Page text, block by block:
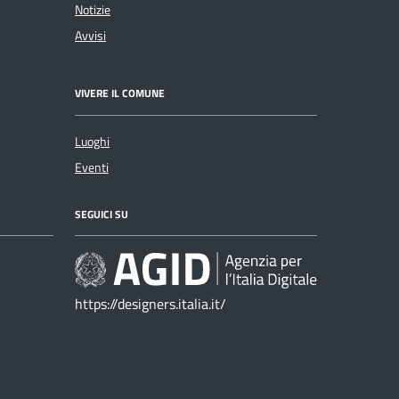
Notizie
Avvisi
VIVERE IL COMUNE
Luoghi
Eventi
SEGUICI SU
https://designers.italia.it/